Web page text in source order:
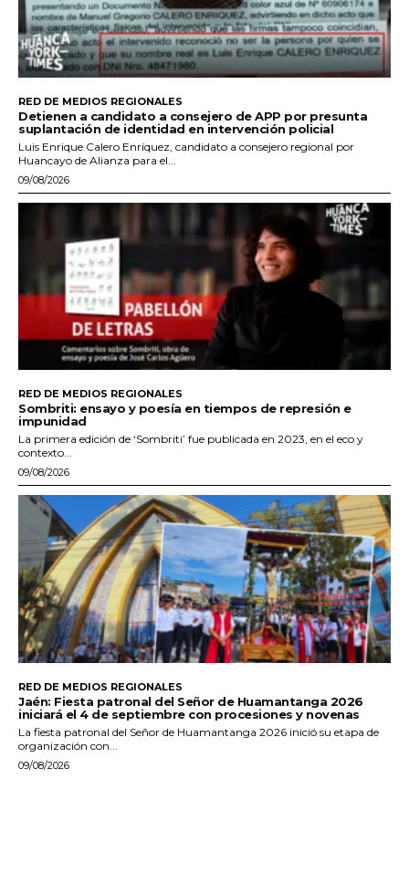
RED DE MEDIOS REGIONALES
Detienen a candidato a consejero de APP por presunta
suplantación de identidad en intervención policial
Luis Enrique Calero Enríquez, candidato a consejero regional por
Huancayo de Alianza para el...
09/08/2026
RED DE MEDIOS REGIONALES
Sombriti: ensayo y poesía en tiempos de represión e
impunidad
La primera edición de ‘Sombriti’ fue publicada en 2023, en el eco y
contexto...
09/08/2026
RED DE MEDIOS REGIONALES
Jaén: Fiesta patronal del Señor de Huamantanga 2026
iniciará el 4 de septiembre con procesiones y novenas
La fiesta patronal del Señor de Huamantanga 2026 inició su etapa de
organización con...
09/08/2026